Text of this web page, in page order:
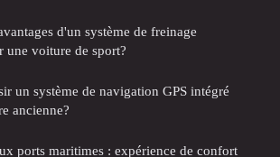
d'un système de freinage
une voiture de sport?
un système de navigation GPS intégré
ancienne?
ports maritimes : expérience de confort